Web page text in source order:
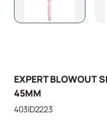
EXPERT BLOWOUT
45MM
403ID2223